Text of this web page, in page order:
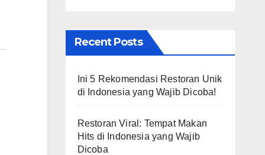
Recent Posts
Ini 5 Rekomendasi Restoran Unik
di Indonesia yang Wajib Dicoba!
Restoran Viral: Tempat Makan
Hits di Indonesia yang Wajib
Dicoba